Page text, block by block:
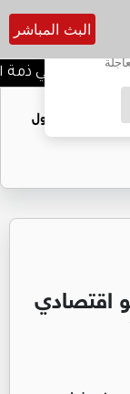
البث المباشر
في ذمة الله
مادية.. هل تحول
اقتصادي